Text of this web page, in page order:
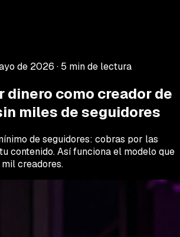
de 2026 · 5 min de lectura
dinero como creador de
miles de seguidores
de seguidores: cobras por las
contenido. Así funciona el modelo que
mil creadores.